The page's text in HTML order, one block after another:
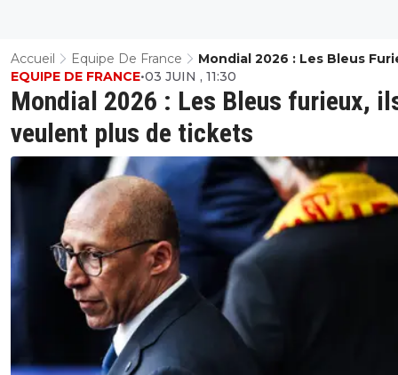
Accueil Equipe De France
Mondial 2026 : Les Bleus
Ils Veulent Plus De Tickets
Mondial 2026 : Les Bleus furieux,
veulent plus de tickets
EQUIPE DE FRANCE•03 JUIN , 11:30